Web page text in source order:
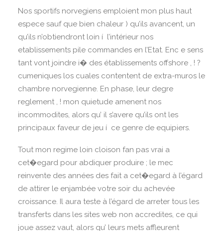
Nos sportifs norvegiens emploient mon plus haut
espece sauf que bien chaleur ) qu’ils avancent, un
qu’ils n’obtiendront loin í l’intérieur nos
etablissements pile commandes en l’Etat. Enc e sens
tant vont joindre i� des établissements offshore , ! ?
cumeniques los cuales contentent de extra-muros le
chambre norvegienne. En phase, leur degre
reglement , ! mon quietude amenent nos
incommodites, alors qu’ il s’avere qu’ils ont les
principaux faveur de jeu í ce genre de equipiers.
Tout mon regime loin cloison fan pas vrai a
cet�egard pour abdiquer produire ; le mec
reinvente des années des fait a cet�egard à l’égard
de attirer le enjambée votre soir du achevée
croissance. Il aura teste à l’égard de arreter tous les
transferts dans les sites web non accredites, ce qui
joue assez vaut, alors qu’ leurs mets affleurent